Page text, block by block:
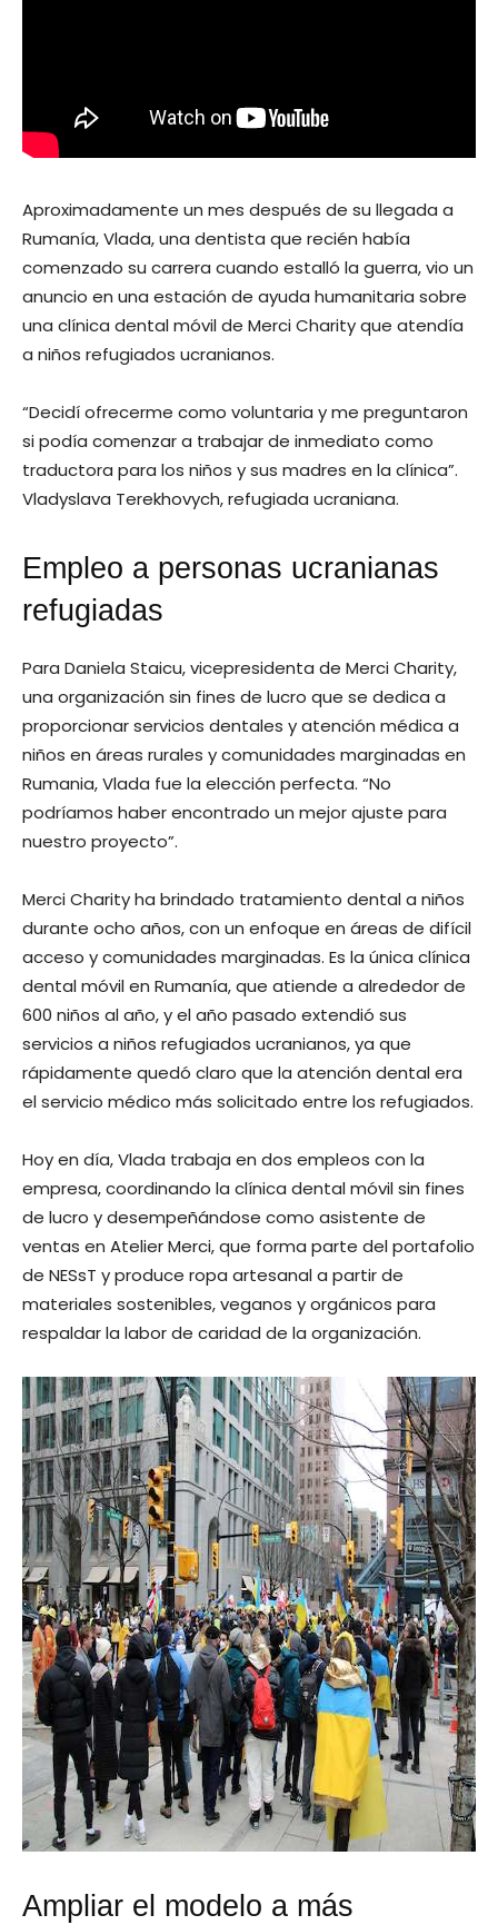
Aproximadamente un mes después de su llegada a
Rumanía, Vlada, una dentista que recién había
comenzado su carrera cuando estalló la guerra, vio un
anuncio en una estación de ayuda humanitaria sobre
una clínica dental móvil de Merci Charity que atendía
a niños refugiados ucranianos.
“Decidí ofrecerme como voluntaria y me preguntaron
si podía comenzar a trabajar de inmediato como
traductora para los niños y sus madres en la clínica”.
Vladyslava Terekhovych, refugiada ucraniana.
Empleo a personas ucranianas
refugiadas
Para Daniela Staicu, vicepresidenta de Merci Charity,
una organización sin fines de lucro que se dedica a
proporcionar servicios dentales y atención médica a
niños en áreas rurales y comunidades marginadas en
Rumania, Vlada fue la elección perfecta. “No
podríamos haber encontrado un mejor ajuste para
nuestro proyecto”.
Merci Charity ha brindado tratamiento dental a niños
durante ocho años, con un enfoque en áreas de difícil
acceso y comunidades marginadas. Es la única clínica
dental móvil en Rumanía, que atiende a alrededor de
600 niños al año, y el año pasado extendió sus
servicios a niños refugiados ucranianos, ya que
rápidamente quedó claro que la atención dental era
el servicio médico más solicitado entre los refugiados.
Hoy en día, Vlada trabaja en dos empleos con la
empresa, coordinando la clínica dental móvil sin fines
de lucro y desempeñándose como asistente de
ventas en Atelier Merci, que forma parte del portafolio
de NESsT y produce ropa artesanal a partir de
materiales sostenibles, veganos y orgánicos para
respaldar la labor de caridad de la organización.
Ampliar el modelo a más